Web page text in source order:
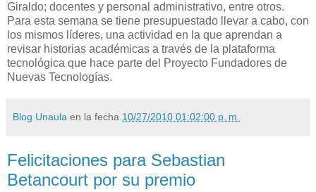
Giraldo; docentes y personal administrativo, entre otros.
Para esta semana se tiene presupuestado llevar a cabo, con
los mismos líderes, una actividad en la que aprendan a
revisar historias académicas a través de la plataforma
tecnológica que hace parte del Proyecto Fundadores de
Nuevas Tecnologías.
Blog Unaula en la fecha 10/27/2010 01:02:00 p. m.
Felicitaciones para Sebastian
Betancourt por su premio